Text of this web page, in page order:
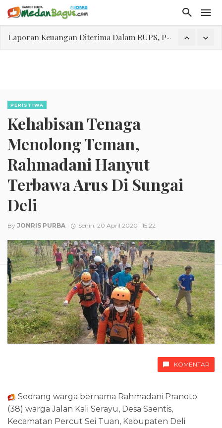
Laporan Keuangan Diterima Dalam RUPS, Pelaporan Hingga Penahanan Mantan Direktur PT GKS Dinilai Rancu
PERISTIWA
Kehabisan Tenaga
Menolong Teman,
Rahmadani Hanyut
Terbawa Arus Di Sungai
Deli
By JONRIS PURBA Senin, 20 April 2020 | 15:22
KOMENTAR
Seorang warga bernama Rahmadani Pranoto
(38) warga Jalan Kali Serayu, Desa Saentis,
Kecamatan Percut Sei Tuan, Kabupaten Deli